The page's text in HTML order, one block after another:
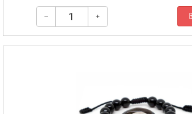
– +
В центре амулета — бусина Дзи 7 глаз, ее